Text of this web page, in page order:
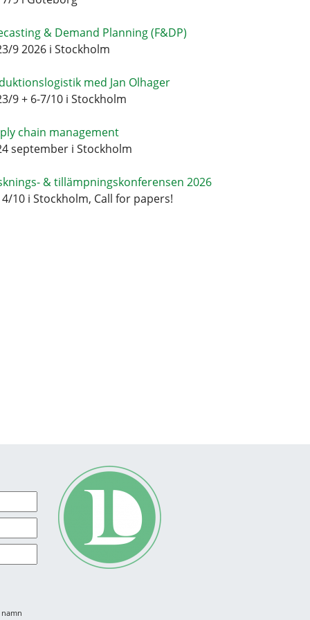
& Demand Planning (F&DP)
9 2026 i Stockholm
med Jan Olhager
9 + 6-7/10 i Stockholm
chain management
september i Stockholm
& tillämpningskonferensen 2026
10 i Stockholm, Call for papers!